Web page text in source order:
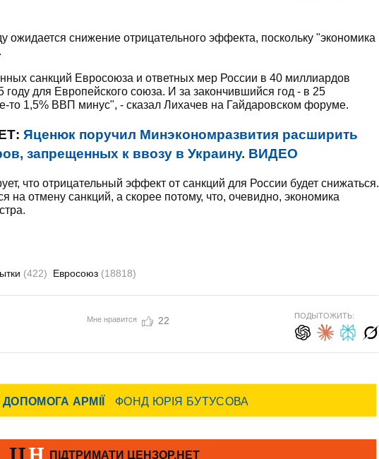
ожидается снижение отрицательного эффекта, поскольку "экономика
санкций Евросоюза и ответных мер России в 40 миллиардов
году для Европейского союза. И за закончившийся год - в 25
то 1,5% ВВП минус", - сказал Лихачев на Гайдаровском форуме.
Яценюк поручил Минэкономразвития расширить
запрещенных к ввозу в Украину. ВИДЕО
что отрицательный эффект от санкций для России будет снижаться.
на отмену санкций, а скорее потому, что, очевидно, экономика
(422) Евросоюз (18818)
Мне нравится 22 ПОДЫТОЖИТЬ: